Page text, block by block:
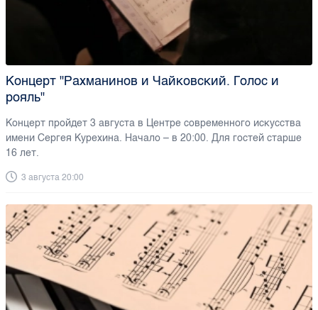
Концерт "Рахманинов и Чайковский. Голос и
рояль"
Концерт пройдет 3 августа в Центре современного искусства
имени Сергея Курехина. Начало – в 20:00. Для гостей старше
16 лет.
3 августа 20:00